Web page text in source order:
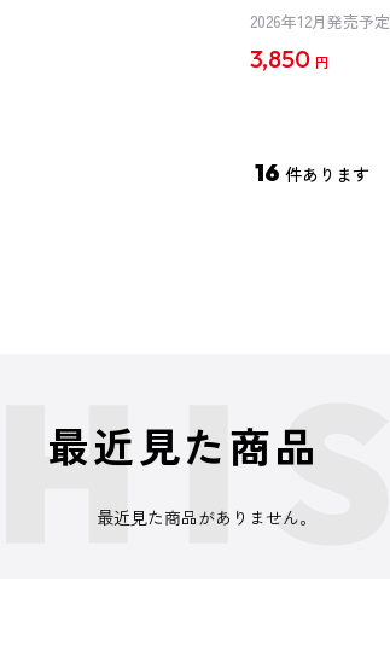
2026年12月発売予定
3,850 円
16 件あります
最近見た商品
最近見た商品がありません。